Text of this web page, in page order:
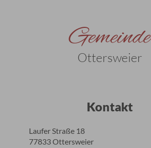
Gemeinde
Ottersweier
Kontakt
Laufer Straße 18
77833 Ottersweier